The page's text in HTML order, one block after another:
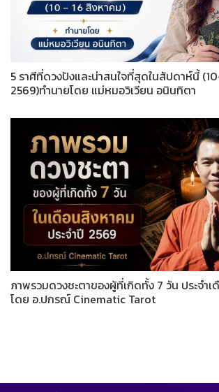
5 ราศีที่ดวงปังและน่าสนใจที่สุดในสัปดาห์นี้
2569)ทำนายโดย แม่หมอวิเวียน อนินทิตา
ภาพรวมดวงชะตาของผู้ที่เกิดทั้ง 7 วัน ประจำ
โดย อ.ปกรณ์ Cinematic Tarot